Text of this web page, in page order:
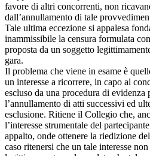
favore di altri concorrenti, non
dall’annullamento di tale
Tale ultima eccezione si appalesa
inammissibile la censura formulata
proposta da un soggetto
gara.
Il problema che viene in esame è
un interesse a ricorrere, in capo al
escluso da una procedura di evidenza
l’annullamento di atti successivi ed
esclusione. Ritiene il Collegio che,
l’interesse strumentale del
appalto, onde ottenere la riedizione
caso ritenersi che un tale interesse